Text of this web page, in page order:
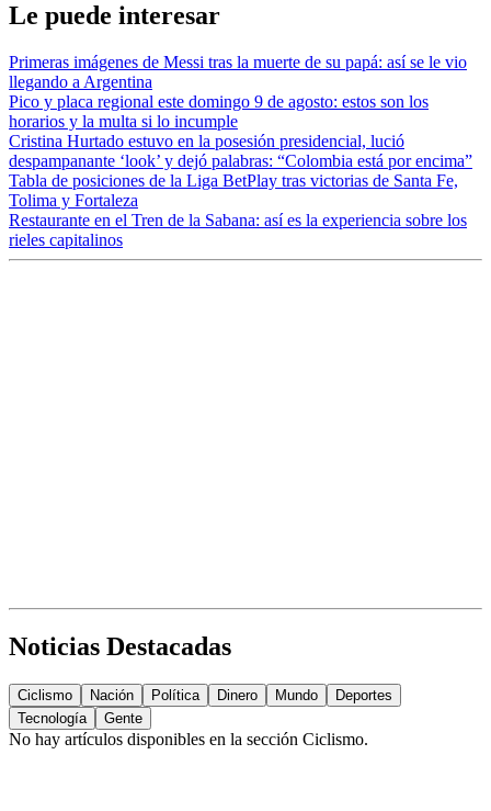
Le puede interesar
Primeras imágenes de Messi tras la muerte de su papá: así se le vio
llegando a Argentina
Pico y placa regional este domingo 9 de agosto: estos son los
horarios y la multa si lo incumple
Cristina Hurtado estuvo en la posesión presidencial, lució
despampanante ‘look’ y dejó palabras: “Colombia está por encima”
Tabla de posiciones de la Liga BetPlay tras victorias de Santa Fe,
Tolima y Fortaleza
Restaurante en el Tren de la Sabana: así es la experiencia sobre los
rieles capitalinos
Noticias Destacadas
Ciclismo Nación Política Dinero Mundo
Deportes
Tecnología
Gente
No hay artículos disponibles en la sección Ciclismo.